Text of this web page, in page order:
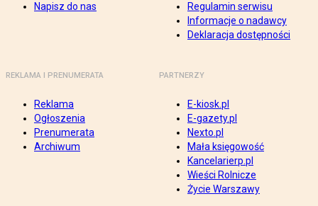
Napisz do nas
Regulamin serwisu
Informacje o nadawcy
Deklaracja dostępności
REKLAMA I PRENUMERATA
Reklama
Ogłoszenia
Prenumerata
Archiwum
PARTNERZY
E-kiosk.pl
E-gazety.pl
Nexto.pl
Mała księgowość
Kancelarierp.pl
Wieści Rolnicze
Życie Warszawy